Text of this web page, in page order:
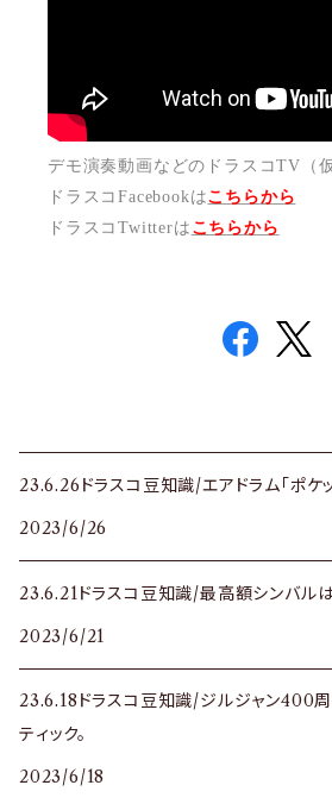
デモ演奏動画などのドラスコTV（
ドラスコFacebookはこちらから
ドラスコTwitterは こちらから
23.6.26ドラスコ豆知識/エアドラム「ポケッ
2023/6/26
23.6.21ドラスコ豆知識/最高額シンバルは
2023/6/21
23.6.18ドラスコ豆知識/ジルジャン400
ティック。
2023/6/18